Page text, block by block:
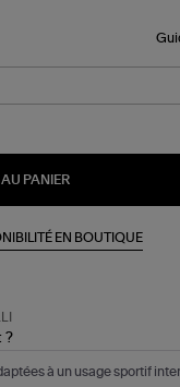
PANIER
EN BOUTIQUE
?
à un usage sportif